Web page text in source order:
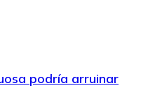
podría arruinar